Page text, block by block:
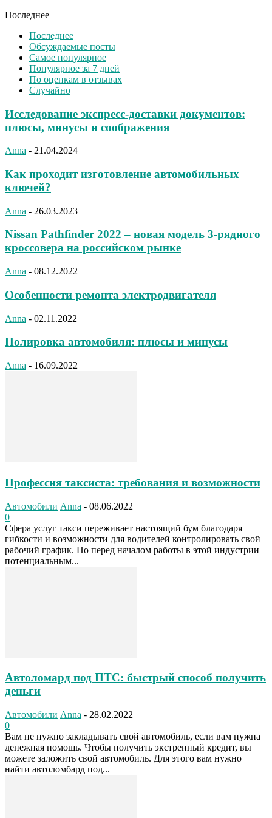
Последнее
Последнее
Обсуждаемые посты
Самое популярное
Популярное за 7 дней
По оценкам в отзывах
Случайно
Исследование экспресс-доставки документов:
плюсы, минусы и соображения
Anna - 21.04.2024
Как проходит изготовление автомобильных
ключей?
Anna - 26.03.2023
Nissan Pathfinder 2022 – новая модель 3-рядного
кроссовера на российском рынке
Anna - 08.12.2022
Особенности ремонта электродвигателя
Anna - 02.11.2022
Полировка автомобиля: плюсы и минусы
Anna - 16.09.2022
Профессия таксиста: требования и возможности
Автомобили Anna - 08.06.2022
0
Сфера услуг такси переживает настоящий бум благодаря
гибкости и возможности для водителей контролировать свой
рабочий график. Но перед началом работы в этой индустрии
потенциальным...
Автоломард под ПТС: быстрый способ получить
деньги
Автомобили Anna - 28.02.2022
0
Вам не нужно закладывать свой автомобиль, если вам нужна
денежная помощь. Чтобы получить экстренный кредит, вы
можете заложить свой автомобиль. Для этого вам нужно
найти автоломбард под...